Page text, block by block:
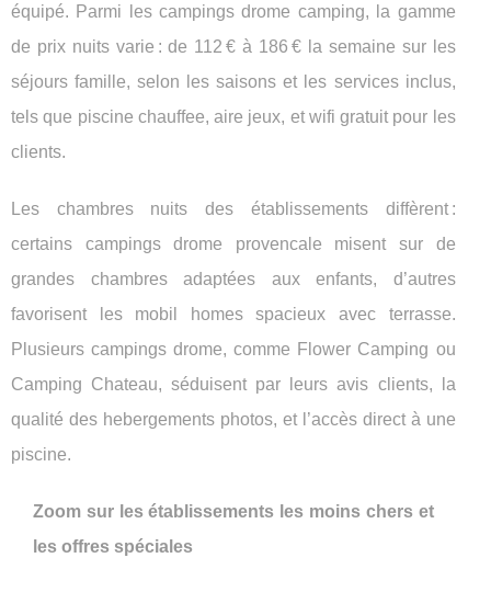
équipé. Parmi les campings drome camping, la gamme
de prix nuits varie : de 112 € à 186 € la semaine sur les
séjours famille, selon les saisons et les services inclus,
tels que piscine chauffee, aire jeux, et wifi gratuit pour les
clients.
Les chambres nuits des établissements diffèrent :
certains campings drome provencale misent sur de
grandes chambres adaptées aux enfants, d’autres
favorisent les mobil homes spacieux avec terrasse.
Plusieurs campings drome, comme Flower Camping ou
Camping Chateau, séduisent par leurs avis clients, la
qualité des hebergements photos, et l’accès direct à une
piscine.
Zoom sur les établissements les moins chers et
les offres spéciales